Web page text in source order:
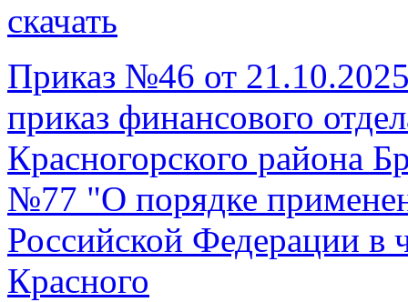
скачать
Приказ №46 от
приказ финансового
Красногорского района
№77 "О порядке
Российской Федерации в
Красного